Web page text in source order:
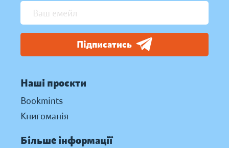
Підписатись
Наші проєкти
Bookmints
Книгоманія
Більше інформації